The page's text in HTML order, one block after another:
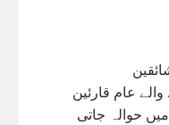
عام قارئین
حوالہ جاتی